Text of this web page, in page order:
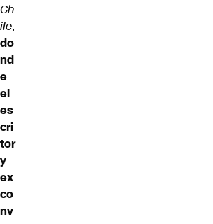
Ch
ile,
do
nd
e
el
es
cri
tor
y
ex
co
nv